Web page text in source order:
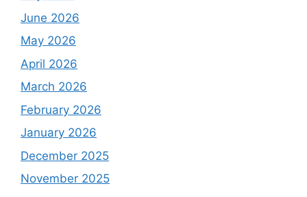
June 2026
May 2026
April 2026
March 2026
February 2026
January 2026
December 2025
November 2025